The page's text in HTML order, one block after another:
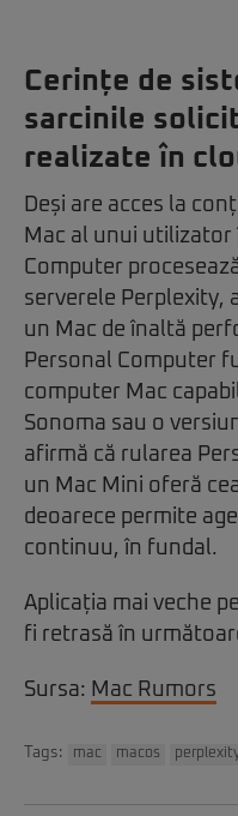
Cerințe de
sarcinile
realizate în
Deși are acces la
Mac al unui
Computer
serverele Perplexity,
un Mac de înaltă
Personal Computer
computer Mac
Sonoma sau o
afirmă că rularea
un Mac Mini oferă
deoarece permite
continuu, în fundal.
Aplicația mai veche
fi retrasă în
Sursa: Mac Rumors
Tags: mac macos